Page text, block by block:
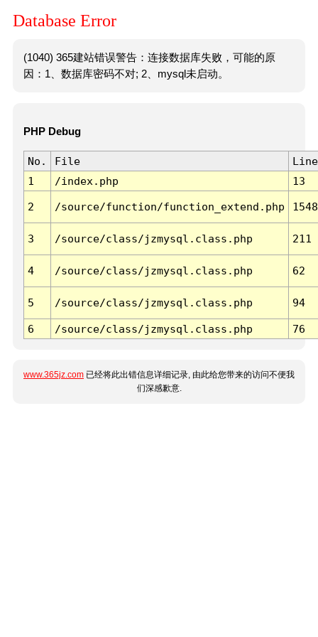
Database Error
(1040) 365建站错误警告：连接数据库失败，可能的原
因：1、数据库密码不对; 2、mysql未启动。
PHP Debug
No. File
Line
1
/index.php 13
2 /source/function/function_extend.php 1548
3 /source/class/jzmysql.class.php 211
4 /source/class/jzmysql.class.php 62
5 /source/class/jzmysql.class.php 94
6 /source/class/jzmysql.class.php 76
www.365jz.com 已经将此出错信息详细记录, 由此给您带来的访问不便我
们深感歉意.